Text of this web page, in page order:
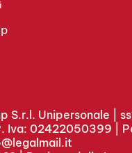
S.r.l. Unipersonale |
Iva: 02422050399 |